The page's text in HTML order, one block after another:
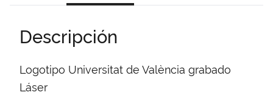
Descripción
Logotipo Universitat de València grabado
Láser